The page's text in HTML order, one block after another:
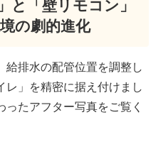
と「壁リモコン」
の劇的進化
給排水の配管位置を調整し
レ」を精密に据え付けまし
たアフター写真をご覧く